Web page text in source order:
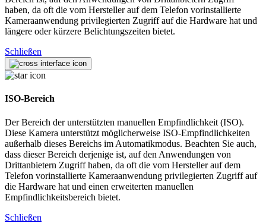
haben, da oft die vom Hersteller auf dem Telefon vorinstallierte
Kameraanwendung privilegierten Zugriff auf die Hardware hat und
längere oder kürzere Belichtungszeiten bietet.
Schließen
ISO-Bereich
Der Bereich der unterstützten manuellen Empfindlichkeit (ISO).
Diese Kamera unterstützt möglicherweise ISO-Empfindlichkeiten
außerhalb dieses Bereichs im Automatikmodus. Beachten Sie auch,
dass dieser Bereich derjenige ist, auf den Anwendungen von
Drittanbietern Zugriff haben, da oft die vom Hersteller auf dem
Telefon vorinstallierte Kameraanwendung privilegierten Zugriff auf
die Hardware hat und einen erweiterten manuellen
Empfindlichkeitsbereich bietet.
Schließen